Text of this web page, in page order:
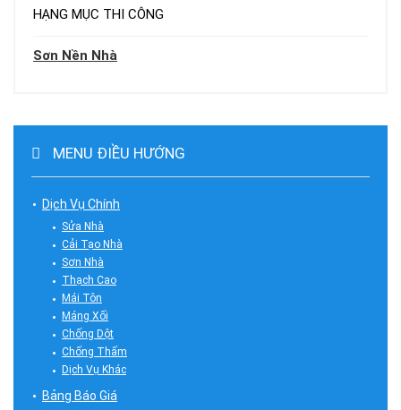
HẠNG MỤC THI CÔNG
Sơn Nền Nhà
MENU ĐIỀU HƯỚNG
Dịch Vụ Chính
Sửa Nhà
Cải Tạo Nhà
Sơn Nhà
Thạch Cao
Mái Tôn
Máng Xối
Chống Dột
Chống Thấm
Dịch Vụ Khác
Bảng Báo Giá